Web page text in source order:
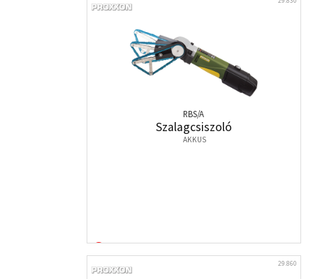
RBS/A
Szalagcsiszoló
AKKUS
29.860